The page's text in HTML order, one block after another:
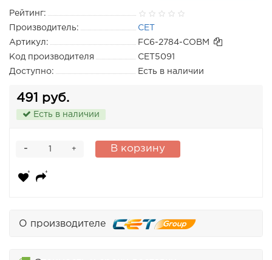
Рейтинг:
Производитель:
CET
Артикул:
FC6-2784-СОВМ
Код производителя
CET5091
Доступно:
Есть в наличии
491 руб.
Есть в наличии
+
- В корзину
О производителе